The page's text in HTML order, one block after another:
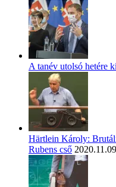
A tanév utolsó hetére
Härtlein Károly:
Rubens cső